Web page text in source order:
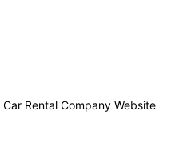
Rental Company Website